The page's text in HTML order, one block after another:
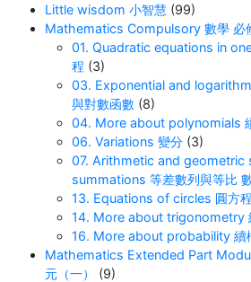
Little wisdom 小智慧 (99)
Mathematics Compulsory 數學 必
01. Quadratic equations in
程 (3)
03. Exponential and
與對數函數 (8)
04. More about polynomials
06. Variations 變分 (3)
07. Arithmetic and geometric
summations 等差數列與等比
13. Equations of circles 圓方程
14. More about trigonometry
16. More about probability 續
Mathematics Extended Part
元（一）
(9)